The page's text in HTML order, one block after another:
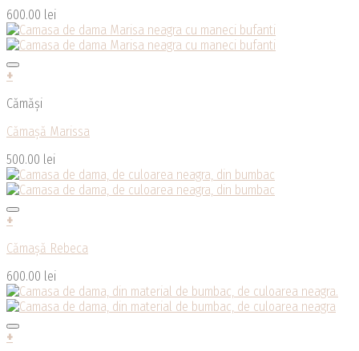
600.00 lei
+
Cămăși
Cămașă Marissa
500.00 lei
+
Cămașă Rebeca
600.00 lei
+